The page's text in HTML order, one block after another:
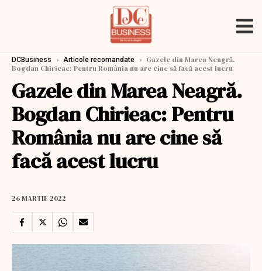
DCBusiness › Articole recomandate › Gazele din Marea Neagră.
Bogdan Chirieac: Pentru România nu are cine să facă acest lucru
Gazele din Marea Neagră.
Bogdan Chirieac: Pentru
România nu are cine să
facă acest lucru
26 MARTIE 2022